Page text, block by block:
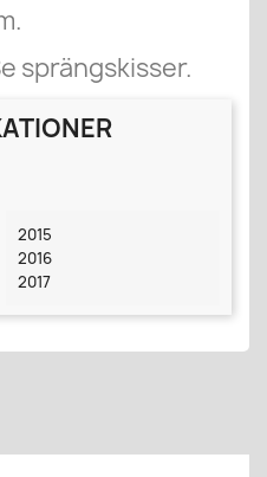
sprängskisser.
2015
2016
2017